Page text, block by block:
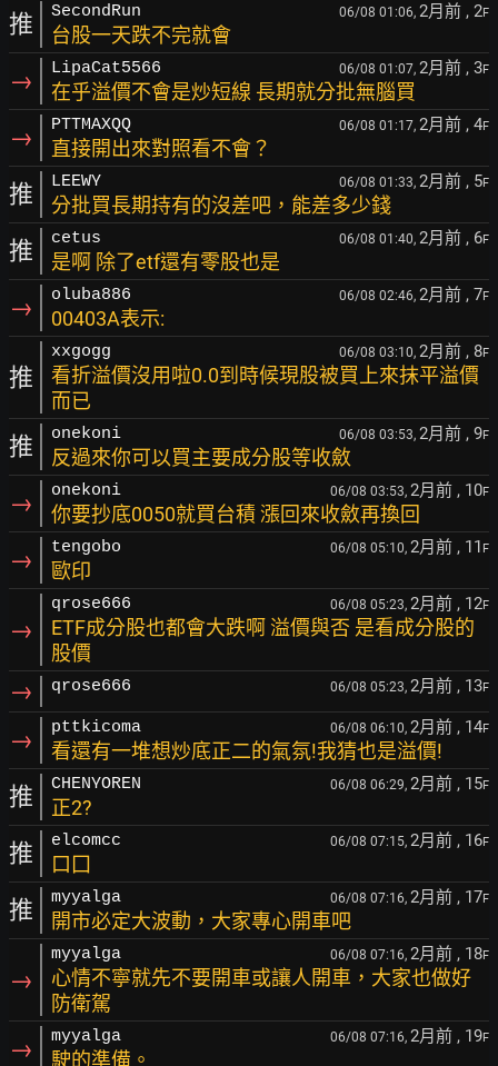
推 SecondRun 06/08 01:06, 2月前 , 2F
台股一天跌不完就會
→ LipaCat5566 06/08 01:07, 2月前 , 3F
在乎溢價不會是炒短線 長期就分批無腦買
→ PTTMAXQQ 06/08 01:17, 2月前 , 4F
直接開出來對照看不會？
推 LEEWY 06/08 01:33, 2月前 , 5F
分批買長期持有的沒差吧，能差多少錢
推 cetus 06/08 01:40, 2月前 , 6F
是啊 除了etf還有零股也是
→ oluba886 06/08 02:46, 2月前 , 7F
00403A表示:
推
xxgogg 06/08 03:10, 2月前 , 8F
看折溢價沒用啦0.0到時候現股被買上來抹平溢價
而已
推 onekoni 06/08 03:53, 2月前 , 9F
反過來你可以買主要成分股等收斂
→ onekoni 06/08 03:53, 2月前 , 10F
你要抄底0050就買台積 漲回來收斂再換回
→ tengobo 06/08 05:10, 2月前 , 11 F
歐印
→
qrose666 06/08 05:23, 2月前 , 12F
ETF成分股也都會大跌啊 溢價與否 是看成分股的
股價
→ qrose666 06/08 05:23, 2月前 , 13F
→ pttkicoma 06/08 06:10, 2月前 , 14F
看還有一堆想炒底正二的氣氛!我猜也是溢價!
推 CHENYOREN 06/08 06:29, 2月前 , 15F
正2?
推 elcomcc 06/08 07:15, 2月前 , 16F
口囗
推 myyalga 06/08 07:16, 2月前 , 17F
開市必定大波動，大家專心開車吧
→
myyalga 06/08 07:16, 2月前 , 18F
心情不寧就先不要開車或讓人開車，大家也做好
防衛駕
→ myyalga 06/08 07:16, 2月前 , 19F
駛的準備。